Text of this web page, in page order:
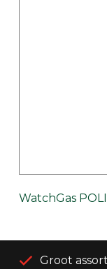
WatchGas POLI
Groot